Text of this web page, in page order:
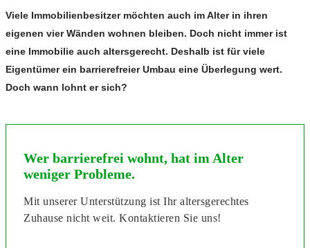
Viele Immobilienbesitzer möchten auch im Alter in ihren
eigenen vier Wänden wohnen bleiben. Doch nicht immer ist
eine Immobilie auch altersgerecht. Deshalb ist für viele
Eigentümer ein barrierefreier Umbau eine Überlegung wert.
Doch wann lohnt er sich?
Wer barrierefrei wohnt, hat im Alter
weniger Probleme.
Mit unserer Unterstützung ist Ihr altersgerechtes
Zuhause nicht weit. Kontaktieren Sie uns!